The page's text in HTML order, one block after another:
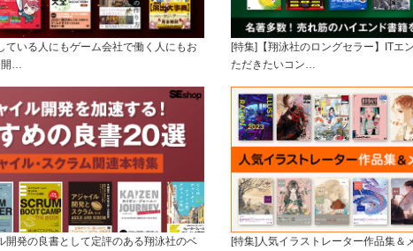
ている人にもゲーム会社で働く人にもお
開…
[特集]【翔泳社のロングセラー】ITエ
ただきたいコン…
開発の良書として定評のある翔泳社のベ
[特集]人気イラストレーター作品集＆